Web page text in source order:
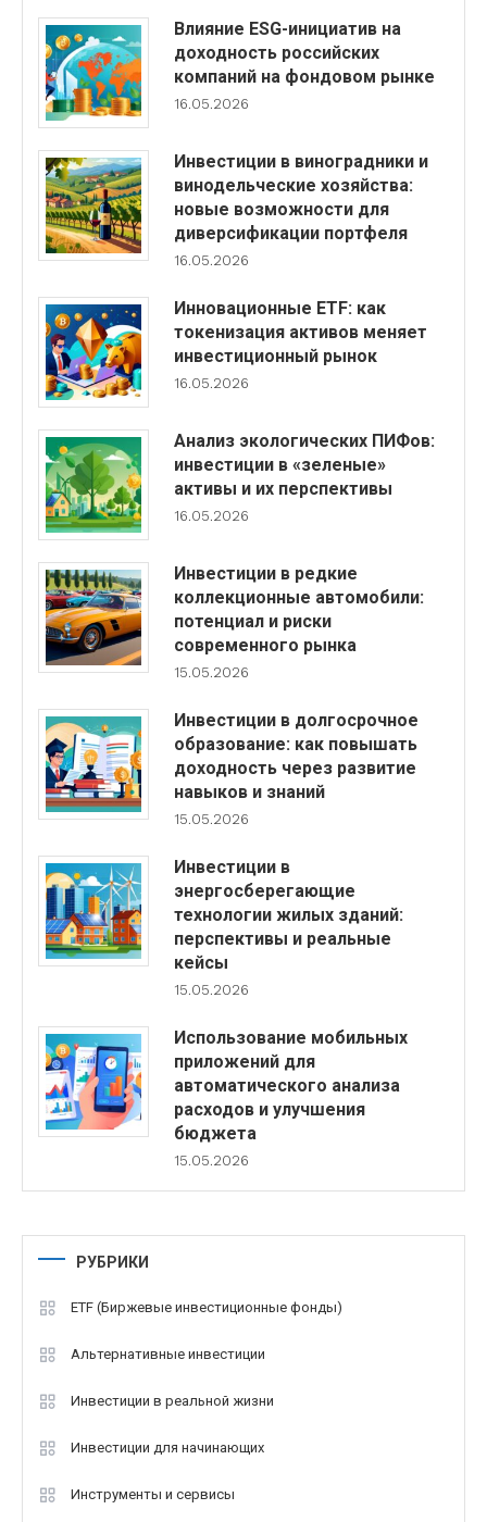
Влияние ESG-инициатив на
доходность российских
компаний на фондовом рынке
16.05.2026
Инвестиции в виноградники и
винодельческие хозяйства:
новые возможности для
диверсификации портфеля
16.05.2026
Инновационные ETF: как
токенизация активов меняет
инвестиционный рынок
16.05.2026
Анализ экологических ПИФов:
инвестиции в «зеленые»
активы и их перспективы
16.05.2026
Инвестиции в редкие
коллекционные автомобили:
потенциал и риски
современного рынка
15.05.2026
Инвестиции в долгосрочное
образование: как повышать
доходность через развитие
навыков и знаний
15.05.2026
Инвестиции в
энергосберегающие
технологии жилых зданий:
перспективы и реальные
кейсы
15.05.2026
Использование мобильных
приложений для
автоматического анализа
расходов и улучшения
бюджета
15.05.2026
РУБРИКИ
ETF (Биржевые инвестиционные фонды)
Альтернативные инвестиции
Инвестиции в реальной жизни
Инвестиции для начинающих
Инструменты и сервисы